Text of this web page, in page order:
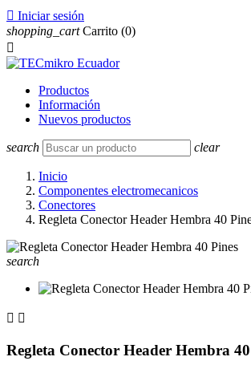
 Iniciar sesión
shopping_cart Carrito (0)

Productos
Información
Nuevos productos
search clear
Inicio
Componentes electromecanicos
Conectores
Regleta Conector Header Hembra 40
search
 
Regleta Conector Header Hembra